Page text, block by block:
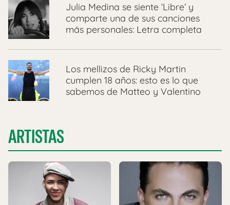
Julia Medina se siente ‘Libre’ y
comparte una de sus canciones
más personales: Letra completa
Los mellizos de Ricky Martin
cumplen 18 años: esto es lo que
sabemos de Matteo y Valentino
ARTISTAS